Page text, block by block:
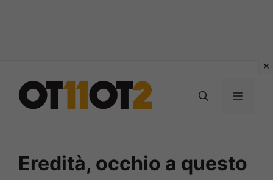
contenuto
MENU
Eredità, occhio a questo